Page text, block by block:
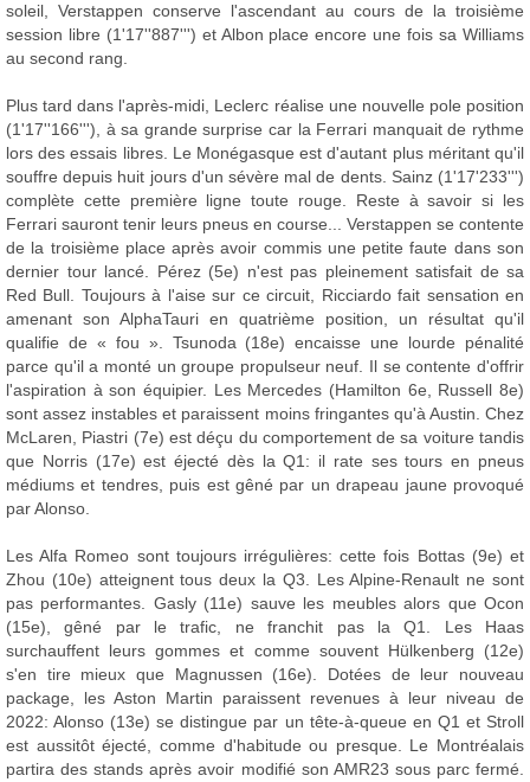
soleil, Verstappen conserve l'ascendant au cours de la troisième
session libre (1'17''887''') et Albon place encore une fois sa Williams
au second rang.
Plus tard dans l'après-midi, Leclerc réalise une nouvelle pole position
(1'17''166'''), à sa grande surprise car la Ferrari manquait de rythme
lors des essais libres. Le Monégasque est d'autant plus méritant qu'il
souffre depuis huit jours d'un sévère mal de dents. Sainz (1'17'233''')
complète cette première ligne toute rouge. Reste à savoir si les
Ferrari sauront tenir leurs pneus en course... Verstappen se contente
de la troisième place après avoir commis une petite faute dans son
dernier tour lancé. Pérez (5e) n'est pas pleinement satisfait de sa
Red Bull. Toujours à l'aise sur ce circuit, Ricciardo fait sensation en
amenant son AlphaTauri en quatrième position, un résultat qu'il
qualifie de « fou ». Tsunoda (18e) encaisse une lourde pénalité
parce qu'il a monté un groupe propulseur neuf. Il se contente d'offrir
l'aspiration à son équipier. Les Mercedes (Hamilton 6e, Russell 8e)
sont assez instables et paraissent moins fringantes qu'à Austin. Chez
McLaren, Piastri (7e) est déçu du comportement de sa voiture tandis
que Norris (17e) est éjecté dès la Q1: il rate ses tours en pneus
médiums et tendres, puis est gêné par un drapeau jaune provoqué
par Alonso.
Les Alfa Romeo sont toujours irrégulières: cette fois Bottas (9e) et
Zhou (10e) atteignent tous deux la Q3. Les Alpine-Renault ne sont
pas performantes. Gasly (11e) sauve les meubles alors que Ocon
(15e), gêné par le trafic, ne franchit pas la Q1. Les Haas
surchauffent leurs gommes et comme souvent Hülkenberg (12e)
s'en tire mieux que Magnussen (16e). Dotées de leur nouveau
package, les Aston Martin paraissent revenues à leur niveau de
2022: Alonso (13e) se distingue par un tête-à-queue en Q1 et Stroll
est aussitôt éjecté, comme d'habitude ou presque. Le Montréalais
partira des stands après avoir modifié son AMR23 sous parc fermé.